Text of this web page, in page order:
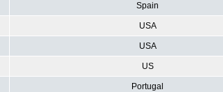
Spain
USA
USA
US
Portugal